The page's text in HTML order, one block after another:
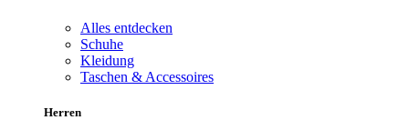
Alles entdecken
Schuhe
Kleidung
Taschen & Accessoires
Herren